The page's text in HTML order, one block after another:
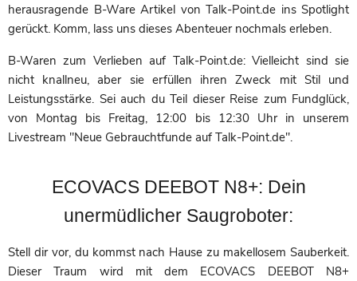
herausragende B-Ware Artikel von Talk-Point.de ins Spotlight
gerückt. Komm, lass uns dieses Abenteuer nochmals erleben.
B-Waren zum Verlieben auf Talk-Point.de: Vielleicht sind sie
nicht knallneu, aber sie erfüllen ihren Zweck mit Stil und
Leistungsstärke. Sei auch du Teil dieser Reise zum Fundglück,
von Montag bis Freitag, 12:00 bis 12:30 Uhr in unserem
Livestream "Neue Gebrauchtfunde auf Talk-Point.de".
ECOVACS DEEBOT N8+: Dein
unermüdlicher Saugroboter:
Stell dir vor, du kommst nach Hause zu makellosem Sauberkeit.
Dieser Traum wird mit dem ECOVACS DEEBOT N8+